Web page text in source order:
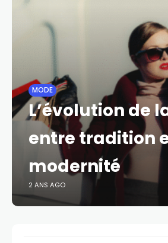
MODE
L’évolution de
entre tradition
modernité
2 ANS AGO